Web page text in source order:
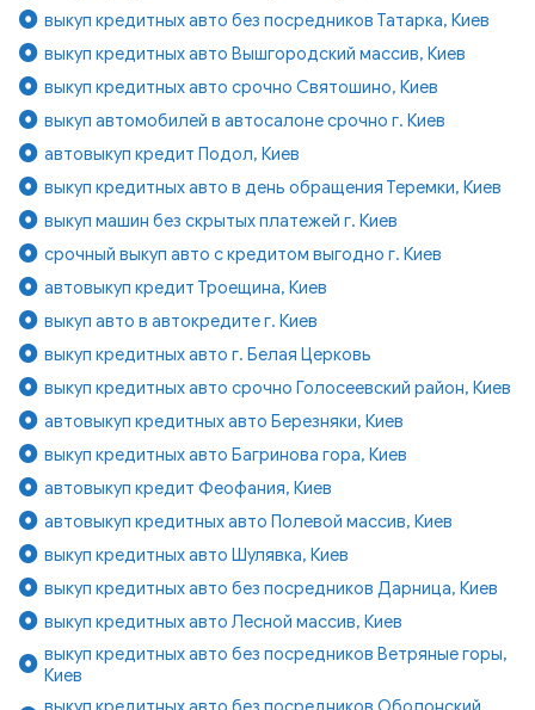
выкуп кредитных авто без посредников Татарка, Киев
выкуп кредитных авто Вышгородский массив, Киев
выкуп кредитных авто срочно Святошино, Киев
выкуп автомобилей в автосалоне срочно г. Киев
автовыкуп кредит Подол, Киев
выкуп кредитных авто в день обращения Теремки, Киев
выкуп машин без скрытых платежей г. Киев
срочный выкуп авто с кредитом выгодно г. Киев
автовыкуп кредит Троещина, Киев
выкуп авто в автокредите г. Киев
выкуп кредитных авто г. Белая Церковь
выкуп кредитных авто срочно Голосеевский район, Киев
автовыкуп кредитных авто Березняки, Киев
выкуп кредитных авто Багринова гора, Киев
автовыкуп кредит Феофания, Киев
автовыкуп кредитных авто Полевой массив, Киев
выкуп кредитных авто Шулявка, Киев
выкуп кредитных авто без посредников Дарница, Киев
выкуп кредитных авто Лесной массив, Киев
выкуп кредитных авто без посредников Ветряные горы,
Киев